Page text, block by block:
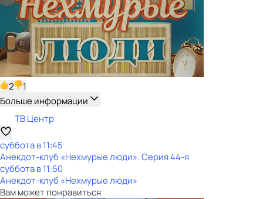
2
1
Больше информации
ТВ Центр
субботав11:45
Анекдот-клуб «Нехмурые люди». Серия 44-я
субботав11:50
Анекдот-клуб «Нехмурые люди»
Вам может понравиться